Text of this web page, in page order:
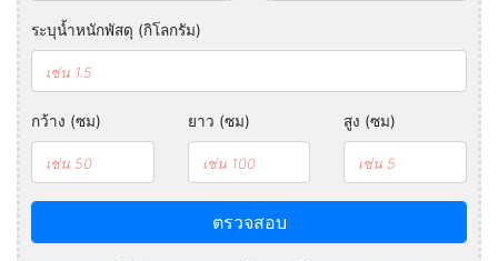
ระบุน้ำหนักพัสดุ (กิโลกรัม)
กว้าง (ซม) ยาว (ซม) สูง (ซม)
ตรวจสอบ